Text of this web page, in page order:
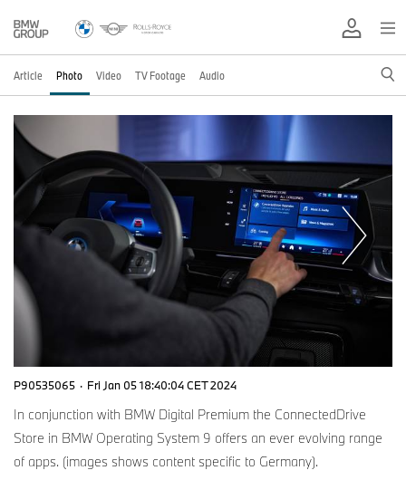
Article Photo Video TV Footage Audio
P90535065 · Fri Jan 05 18:40:04 CET 2024
In conjunction with BMW Digital Premium the ConnectedDrive
Store in BMW Operating System 9 offers an ever evolving range
of apps. (images shows content specific to Germany).